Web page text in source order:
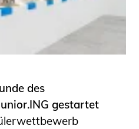
des
gestartet